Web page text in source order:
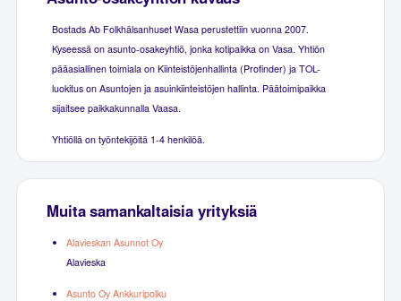
Bostads Ab Folkhälsanhuset Wasa perustettiin vuonna 2007.
Kyseessä on asunto-osakeyhtiö, jonka kotipaikka on Vasa. Yhtiön
pääasiallinen toimiala on Kiinteistöjenhallinta (Profinder) ja TOL-
luokitus on Asuntojen ja asuinkiinteistöjen hallinta. Päätoimipaikka
sijaitsee paikkakunnalla Vaasa.
Yhtiöllä on työntekijöitä 1-4 henkilöä.
Muita samankaltaisia yrityksiä
Alavieskan Asunnot Oy
Alavieska
Asunto Oy Ankkuripolku